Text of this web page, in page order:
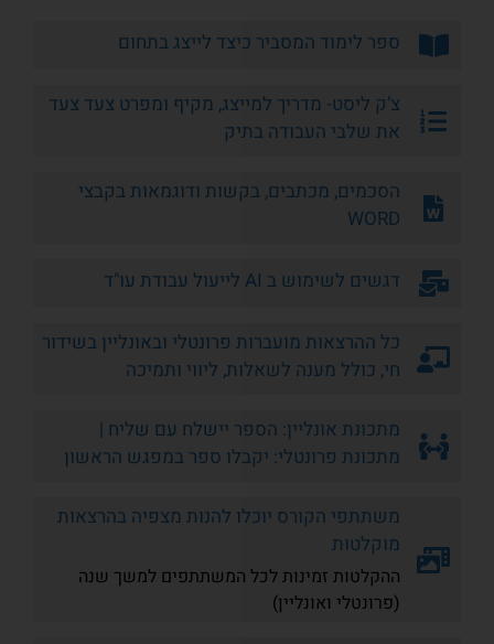
ספר לימוד המסביר כיצד לייצג בתחום
צ’ק ליסט- מדריך למייצג, מקיף ומפרט צעד צעד
את שלבי העבודה בתיק
הסכמים, מכתבים, בקשות ודוגמאות בקבצי
WORD
דגשים לשימוש ב AI לייעול עבודת עו"ד
כל ההרצאות מועברות פרונטלי ובאונליין בשידור
חי, כולל מענה לשאלות, ליווי ותמיכה
מתכונת אונליין: הספר יישלח עם שליח |
מתכונת פרונטלי: יקבלו ספר במפגש הראשון
משתתפי הקורס יוכלו להנות מצפיה בהרצאות
מוקלטות
ההקלטות זמינות לכל המשתתפים למשך שנה
(פרונטלי ואונליין)